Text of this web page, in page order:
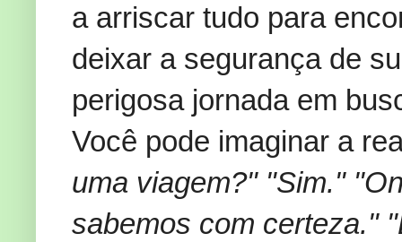
a arriscar tudo para
deixar a segurança de
perigosa jornada em
Você pode imaginar a
uma viagem?" "Sim."
sabemos com certeza."